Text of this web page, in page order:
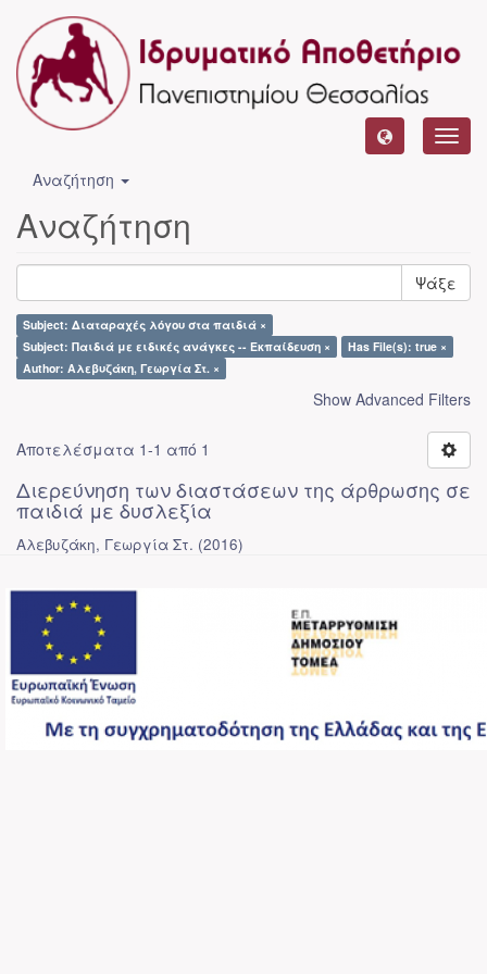
Αναζήτηση
Αναζήτηση
Ψάξε
Subject: Διαταραχές λόγου στα παιδιά ×
Subject: Παιδιά με ειδικές ανάγκες -- Εκπαίδευση ×
Has File(s): true ×
Author: Αλεβυζάκη, Γεωργία Στ. ×
Show Advanced Filters
Αποτελέσματα 1-1 από 1
Διερεύνηση των διαστάσεων της άρθρωσης σε
παιδιά με δυσλεξία
Αλεβυζάκη, Γεωργία Στ. (2016)